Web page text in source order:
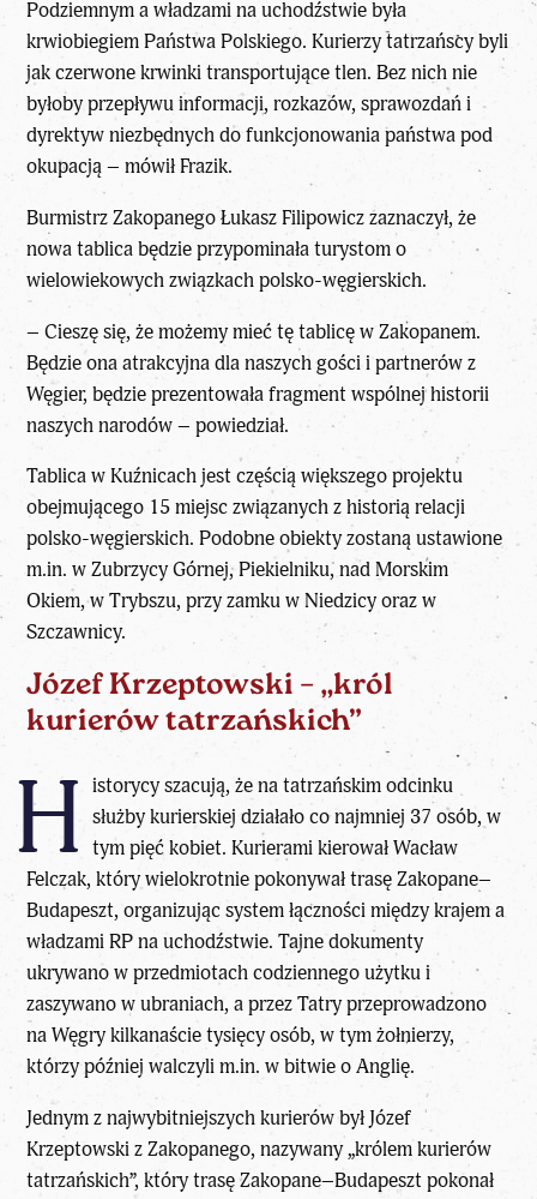
Podziemnym a władzami na uchodźstwie była
krwiobiegiem Państwa Polskiego. Kurierzy tatrzańscy byli
jak czerwone krwinki transportujące tlen. Bez nich nie
byłoby przepływu informacji, rozkazów, sprawozdań i
dyrektyw niezbędnych do funkcjonowania państwa pod
okupacją – mówił Frazik.
Burmistrz Zakopanego Łukasz Filipowicz zaznaczył, że
nowa tablica będzie przypominała turystom o
wielowiekowych związkach polsko-węgierskich.
– Cieszę się, że możemy mieć tę tablicę w Zakopanem.
Będzie ona atrakcyjna dla naszych gości i partnerów z
Węgier, będzie prezentowała fragment wspólnej historii
naszych narodów – powiedział.
Tablica w Kuźnicach jest częścią większego projektu
obejmującego 15 miejsc związanych z historią relacji
polsko-węgierskich. Podobne obiekty zostaną ustawione
m.in. w Zubrzycy Górnej, Piekielniku, nad Morskim
Okiem, w Trybszu, przy zamku w Niedzicy oraz w
Szczawnicy.
Józef Krzeptowski – „król
kurierów tatrzańskich”
H istorycy szacują, że na tatrzańskim odcinku
służby kurierskiej działało co najmniej 37 osób, w
tym pięć kobiet. Kurierami kierował Wacław
Felczak, który wielokrotnie pokonywał trasę Zakopane–
Budapeszt, organizując system łączności między krajem a
władzami RP na uchodźstwie. Tajne dokumenty
ukrywano w przedmiotach codziennego użytku i
zaszywano w ubraniach, a przez Tatry przeprowadzono
na Węgry kilkanaście tysięcy osób, w tym żołnierzy,
którzy później walczyli m.in. w bitwie o Anglię.
Jednym z najwybitniejszych kurierów był Józef
Krzeptowski z Zakopanego, nazywany „królem kurierów
tatrzańskich”, który trasę Zakopane–Budapeszt pokonał